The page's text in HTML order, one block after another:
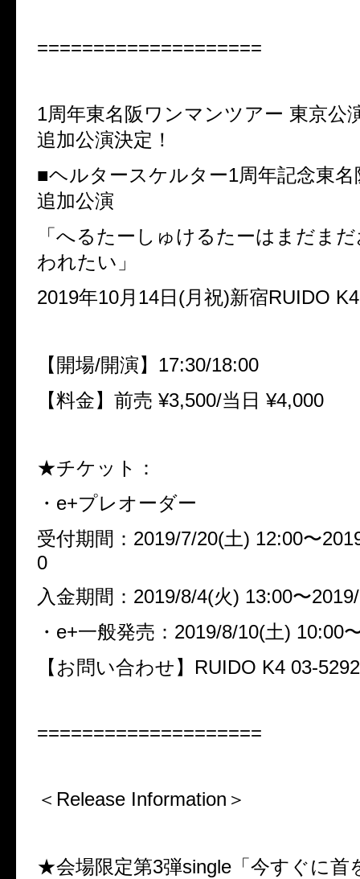
====================
1周年東名阪ワンマンツアー 東京公
追加公演決定！
■ヘルタースケルター1周年記念東名
追加公演
「へるたーしゅけるたーはまだま
われたい」
2019年10月14日(月祝)新宿RUIDO K4
【開場/開演】17:30/18:00
【料金】前売 ¥3,500/当日 ¥4,000
★チケット：
・e+プレオーダー
受付期間： 2019/7/20(土) 12:00〜
0
入金期間： 2019/8/4(火) 13:00〜
・e+一般発売： 2019/8/10(土) 10:00
【お問い合わせ】RUIDO K4 03-
====================
＜Release Information＞
★会場限定第3弾single「今すぐに首